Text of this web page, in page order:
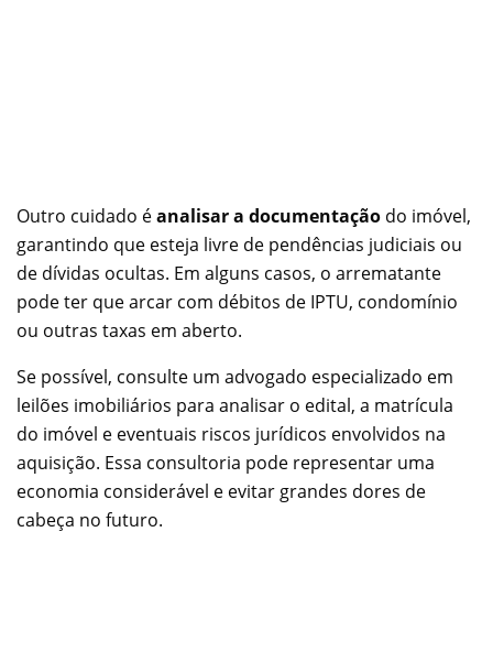
Outro cuidado éanalisar a documentação do imóvel,
garantindo que esteja livre de pendências judiciais ou
de dívidas ocultas. Em alguns casos, o arrematante
pode ter que arcar com débitos de IPTU, condomínio
ou outras taxas em aberto.
Se possível, consulte um advogado especializado em
leilões imobiliários para analisar o edital, a matrícula
do imóvel e eventuais riscos jurídicos envolvidos na
aquisição. Essa consultoria pode representar uma
economia considerável e evitar grandes dores de
cabeça no futuro.